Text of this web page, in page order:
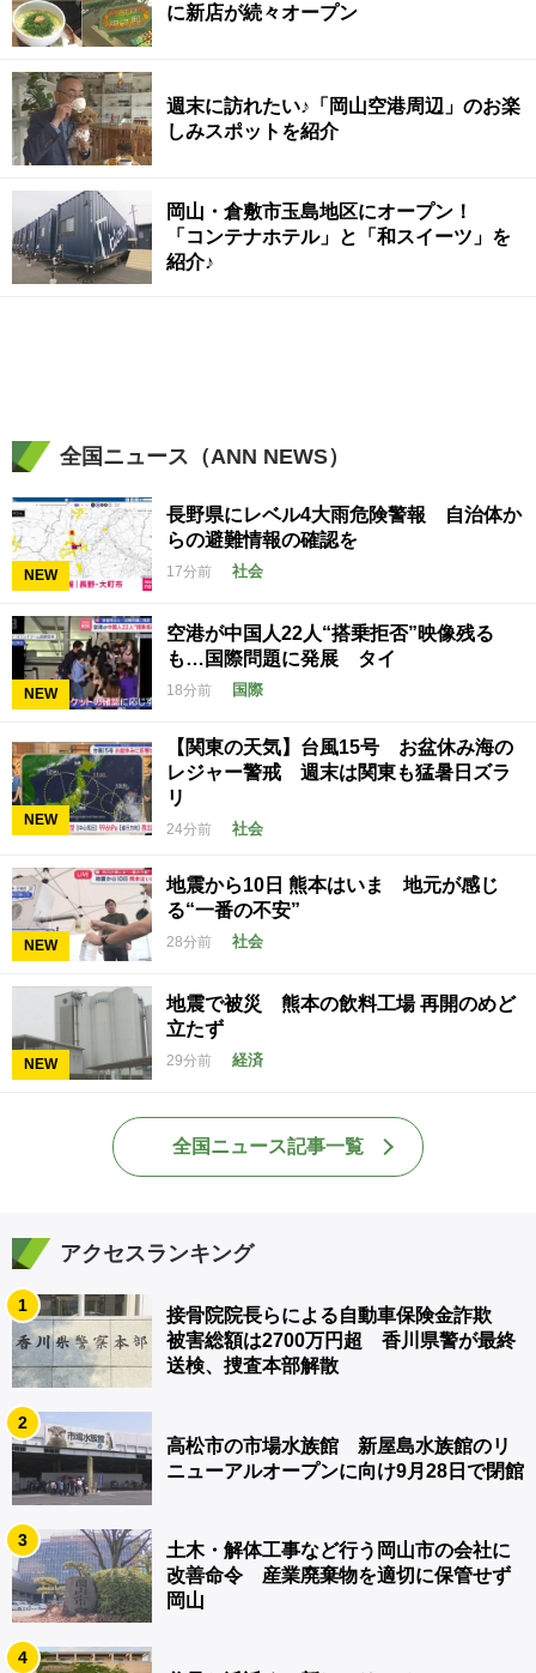
に新店が続々オープン
週末に訪れたい♪「岡山空港周辺」のお楽
しみスポットを紹介
岡山・倉敷市玉島地区にオープン！
「コンテナホテル」と「和スイーツ」を
紹介♪
全国ニュース（ANN NEWS）
NEW
長野県にレベル4大雨危険警報 自治体か
らの避難情報の確認を
17分前 社会
NEW
空港が中国人22人“搭乗拒否”映像残る
も…国際問題に発展 タイ
18分前 国際
NEW
【関東の天気】台風15号 お盆休み海の
レジャー警戒 週末は関東も猛暑日ズラ
リ
24分前 社会
NEW
地震から10日 熊本はいま 地元が感じ
る“一番の不安”
28分前 社会
NEW
地震で被災 熊本の飲料工場 再開のめど
立たず
29分前 経済
全国ニュース記事一覧
アクセスランキング
1
接骨院院長らによる自動車保険金詐欺
被害総額は2700万円超 香川県警が最終
送検、捜査本部解散
2
高松市の市場水族館 新屋島水族館のリ
ニューアルオープンに向け9月28日で閉館
3
土木・解体工事など行う岡山市の会社に
改善命令 産業廃棄物を適切に保管せず
岡山
4